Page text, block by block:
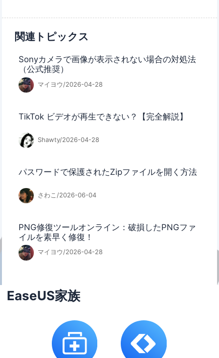
関連トピックス
Sonyカメラで画像が表示されない場合の対処法
（公式推奨）
マイヨウ/2026-04-28
TikTok ビデオが再生できない？【完全解説】
Shawty/2026-04-28
パスワードで保護されたZipファイルを開く方法
さわこ/2026-06-04
PNG修復ツールオンライン：破損したPNGファ
イルを素早く修復！
マイヨウ/2026-04-28
EaseUS家族